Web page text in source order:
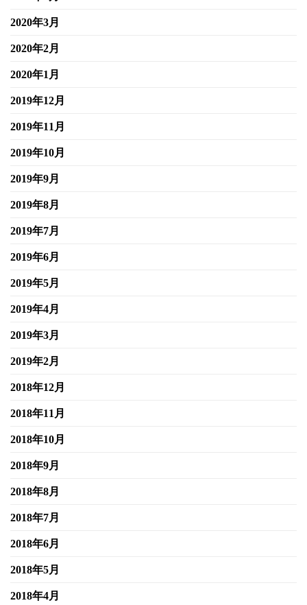
2020年3月
2020年2月
2020年1月
2019年12月
2019年11月
2019年10月
2019年9月
2019年8月
2019年7月
2019年6月
2019年5月
2019年4月
2019年3月
2019年2月
2018年12月
2018年11月
2018年10月
2018年9月
2018年8月
2018年7月
2018年6月
2018年5月
2018年4月